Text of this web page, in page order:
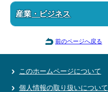
産業・ビジネス
前のページへ戻る
このホームページについて
個人情報の取り扱いについて